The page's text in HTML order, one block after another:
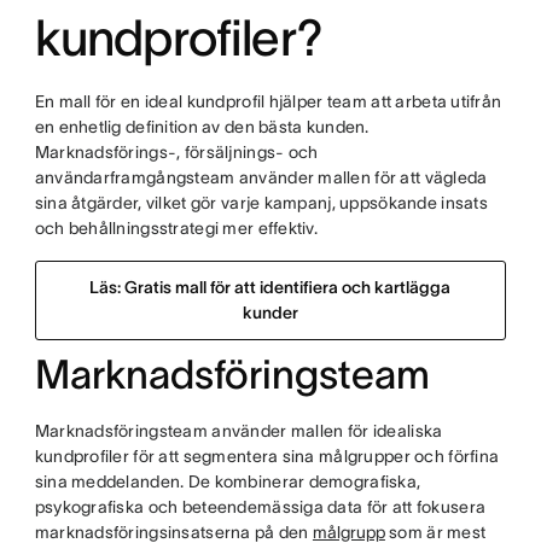
kundprofiler?
En mall för en ideal kundprofil hjälper team att arbeta utifrån
en enhetlig definition av den bästa kunden.
Marknadsförings-, försäljnings- och
användarframgångsteam använder mallen för att vägleda
sina åtgärder, vilket gör varje kampanj, uppsökande insats
och behållningsstrategi mer effektiv.
Läs: Gratis mall för att identifiera och kartlägga
kunder
Marknadsföringsteam
Marknadsföringsteam använder mallen för idealiska
kundprofiler för att segmentera sina målgrupper och förfina
sina meddelanden. De kombinerar demografiska,
psykografiska och beteendemässiga data för att fokusera
marknadsföringsinsatserna på den målgruppsom är mest